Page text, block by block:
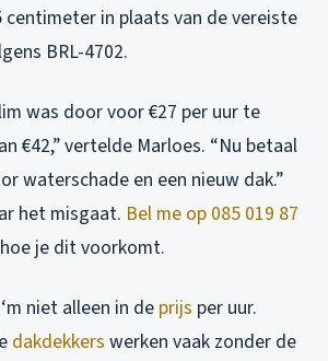
centimeter in plaats van de vereiste
BRL-4702.
was door voor €27 per uur te
€42,” vertelde Marloes. “Nu betaal
waterschade en een nieuw dak.”
het misgaat. Bel me op 085 019 87
je dit voorkomt.
niet alleen in de prijs per uur.
dakdekkers werken vaak zonder de